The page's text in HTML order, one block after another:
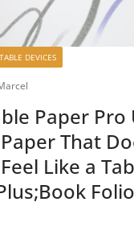
DEVICES
Paper Pro
That
Like a